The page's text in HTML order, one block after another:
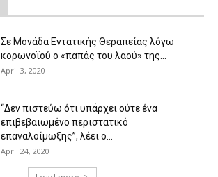
Σε Μονάδα Εντατικής Θεραπείας λόγω
κορωνοϊού ο «παπάς του λαού» της...
April 3, 2020
“Δεν πιστεύω ότι υπάρχει ούτε ένα
επιβεβαιωμένο περιστατικό
επαναλοίμωξης”, λέει ο...
April 24, 2020